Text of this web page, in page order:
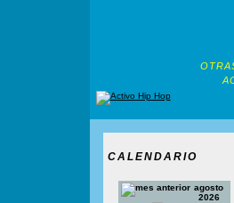
CALENDARIO
agosto
2026